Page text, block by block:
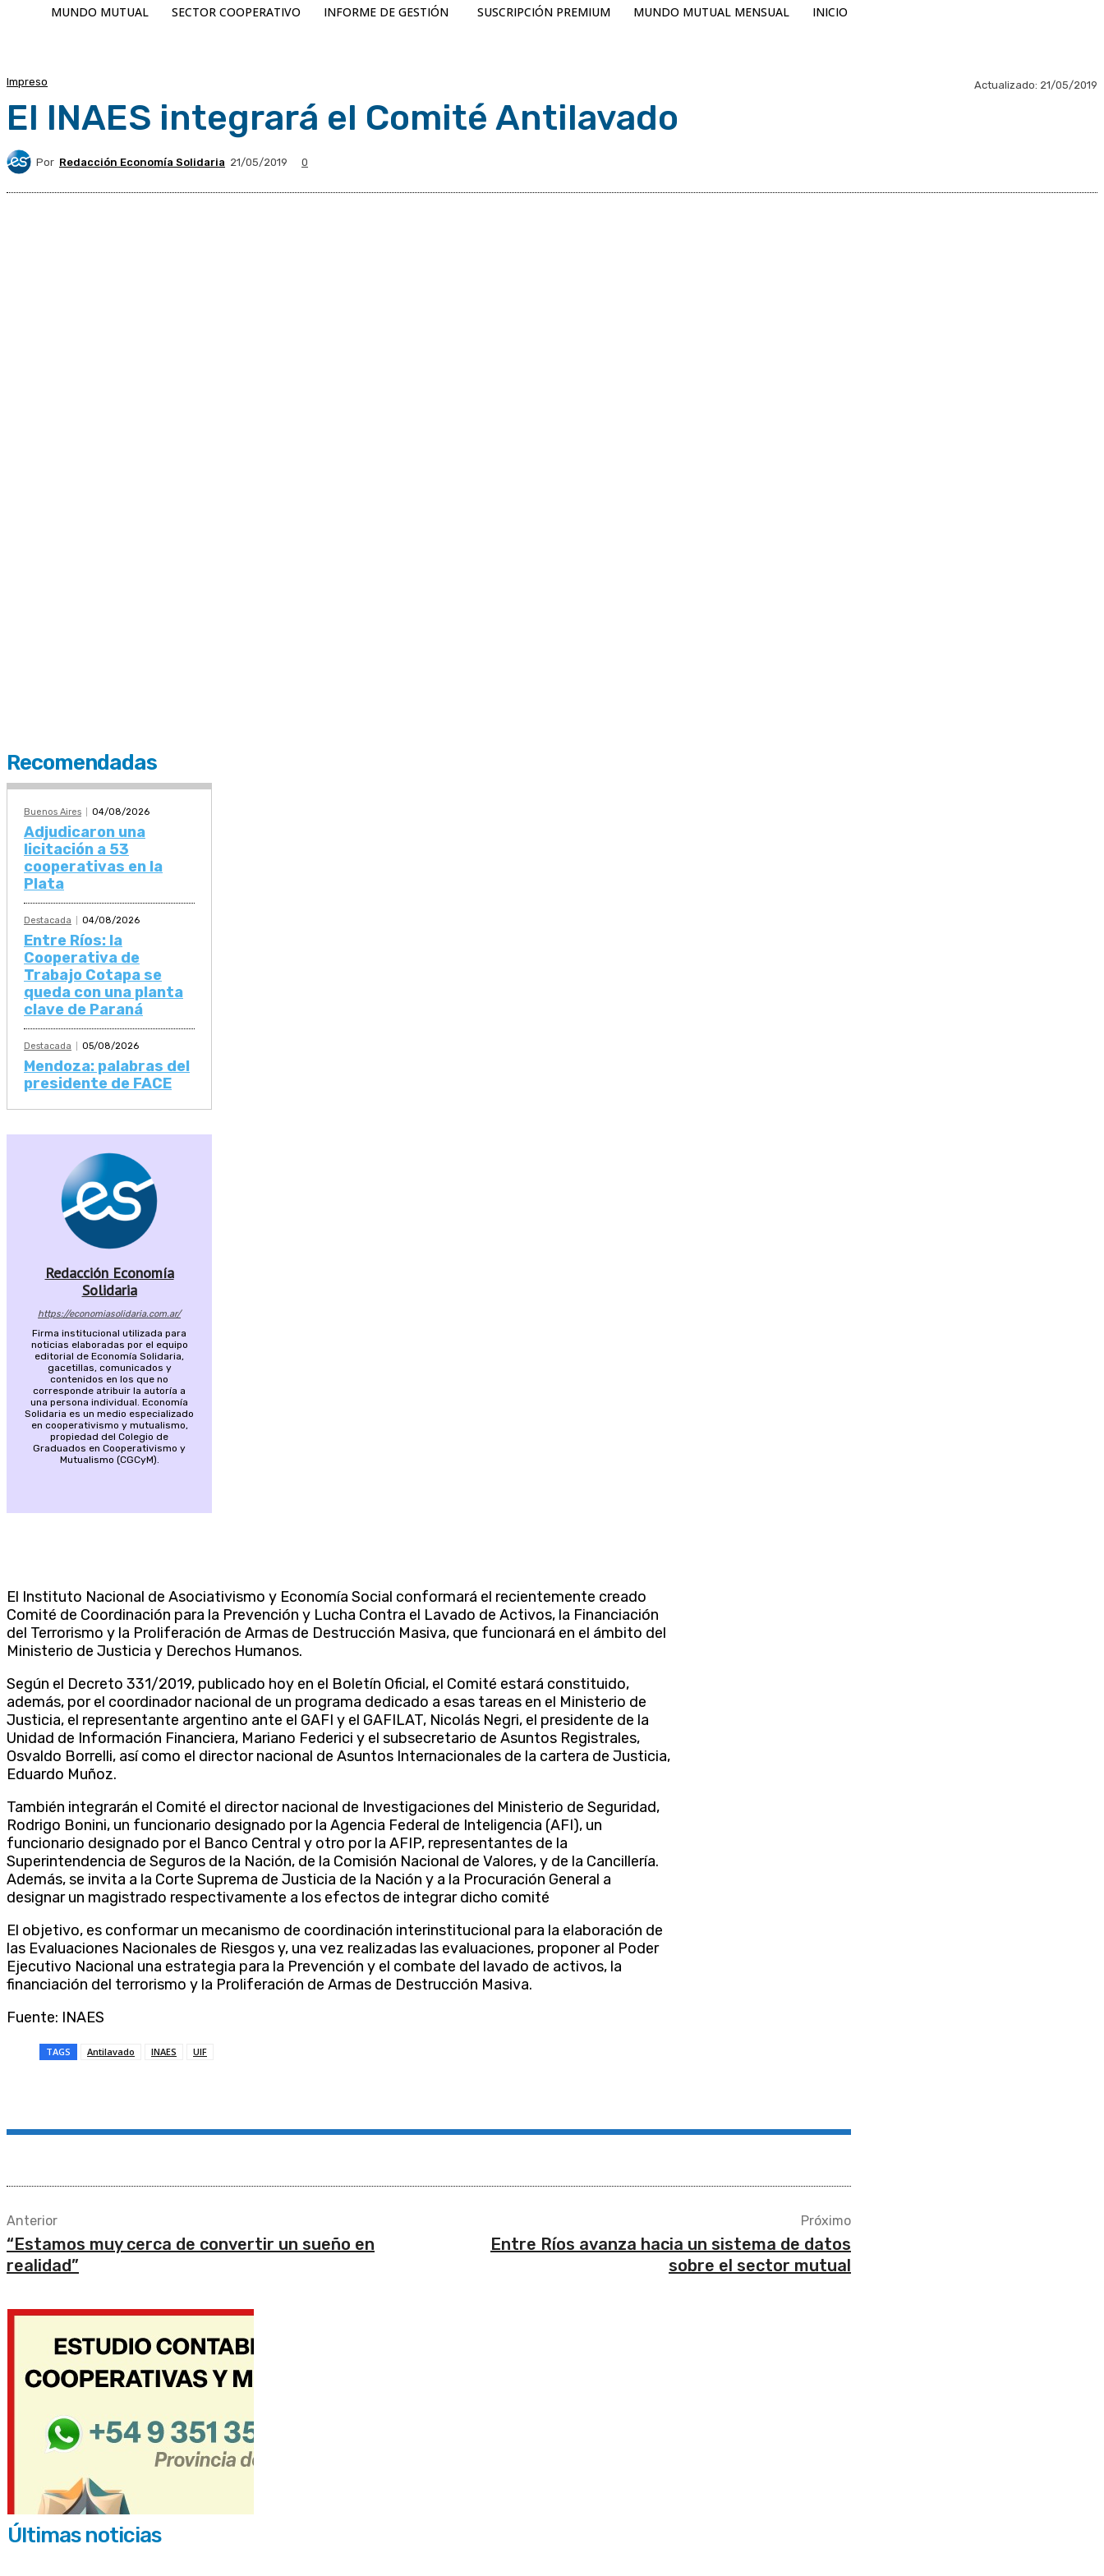
MUNDO MUTUAL SECTOR COOPERATIVO INFORME DE GESTIÓN SUSCRIPCIÓN PREMIUM MUNDO MUTUAL MENSUAL INICIO
Impreso Actualizado: 21/05/2019
El INAES integrará el Comité Antilavado
Por Redacción Economía Solidaria 21/05/2019 0
Recomendadas
Buenos Aires 04/08/2026
Adjudicaron una
licitación a 53
cooperativas en la
Plata
Destacada 04/08/2026
Entre Ríos: la
Cooperativa de
Trabajo Cotapa se
queda con una planta
clave de Paraná
Destacada 05/08/2026
Mendoza: palabras del
presidente de FACE
Redacción Economía
Solidaria
https://economiasolidaria.com.ar/
Firma institucional utilizada para
noticias elaboradas por el equipo
editorial de Economía Solidaria,
gacetillas, comunicados y
contenidos en los que no
corresponde atribuir la autoría a
una persona individual. Economía
Solidaria es un medio especializado
en cooperativismo y mutualismo,
propiedad del Colegio de
Graduados en Cooperativismo y
Mutualismo (CGCyM).
El Instituto Nacional de Asociativismo y Economía Social conformará el recientemente creado
Comité de Coordinación para la Prevención y Lucha Contra el Lavado de Activos, la Financiación
del Terrorismo y la Proliferación de Armas de Destrucción Masiva, que funcionará en el ámbito del
Ministerio de Justicia y Derechos Humanos.
Según el Decreto 331/2019, publicado hoy en el Boletín Oficial, el Comité estará constituido,
además, por el coordinador nacional de un programa dedicado a esas tareas en el Ministerio de
Justicia, el representante argentino ante el GAFI y el GAFILAT, Nicolás Negri, el presidente de la
Unidad de Información Financiera, Mariano Federici y el subsecretario de Asuntos Registrales,
Osvaldo Borrelli, así como el director nacional de Asuntos Internacionales de la cartera de Justicia,
Eduardo Muñoz.
También integrarán el Comité el director nacional de Investigaciones del Ministerio de Seguridad,
Rodrigo Bonini, un funcionario designado por la Agencia Federal de Inteligencia (AFI), un
funcionario designado por el Banco Central y otro por la AFIP, representantes de la
Superintendencia de Seguros de la Nación, de la Comisión Nacional de Valores, y de la Cancillería.
Además, se invita a la Corte Suprema de Justicia de la Nación y a la Procuración General a
designar un magistrado respectivamente a los efectos de integrar dicho comité
El objetivo, es conformar un mecanismo de coordinación interinstitucional para la elaboración de
las Evaluaciones Nacionales de Riesgos y, una vez realizadas las evaluaciones, proponer al Poder
Ejecutivo Nacional una estrategia para la Prevención y el combate del lavado de activos, la
financiación del terrorismo y la Proliferación de Armas de Destrucción Masiva.
Fuente: INAES
TAGS Antilavado INAES UIF
Anterior
“Estamos muy cerca de convertir un sueño en
realidad”
Próximo
Entre Ríos avanza hacia un sistema de datos
sobre el sector mutual
Últimas noticias